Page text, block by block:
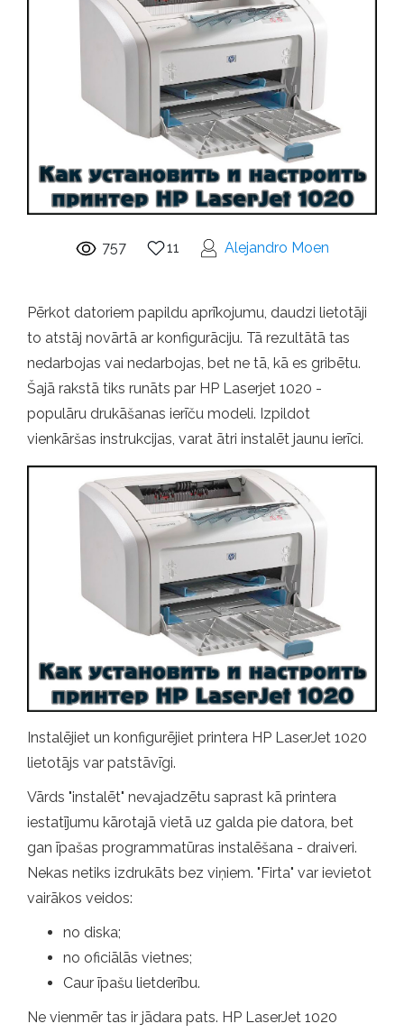
757 11 Alejandro Moen
Pērkot datoriem papildu aprīkojumu, daudzi lietotāji
to atstāj novārtā ar konfigurāciju. Tā rezultātā tas
nedarbojas vai nedarbojas, bet ne tā, kā es gribētu.
Šajā rakstā tiks runāts par HP Laserjet 1020 -
populāru drukāšanas ierīču modeli. Izpildot
vienkāršas instrukcijas, varat ātri instalēt jaunu ierīci.
Instalējiet un konfigurējiet printera HP LaserJet 1020
lietotājs var patstāvīgi.
Vārds "instalēt" nevajadzētu saprast kā printera
iestatījumu kārotajā vietā uz galda pie datora, bet
gan īpašas programmatūras instalēšana - draiveri.
Nekas netiks izdrukāts bez viņiem. "Firta" var ievietot
vairākos veidos:
no diska;
no oficiālās vietnes;
Caur īpašu lietderību.
Ne vienmēr tas ir jādara pats. HP LaserJet 1020